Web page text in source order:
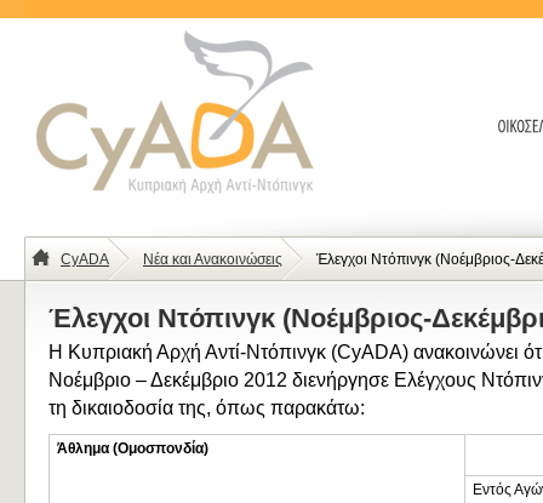
CyADA Νέα και Ανακοινώσεις Έλεγχοι Ντόπινγκ (Νοέμβριος-
Έλεγχοι Ντόπινγκ (Νοέμβριος-
Η Κυπριακή Αρχή Αντί-Ντόπινγκ (CyADA) ανακοινώνει
Νοέμβριο – Δεκέμβριο 2012 διενήργησε Ελέγχους
τη δικαιοδοσία της, όπως παρακάτω:
Άθλημα (Ομοσπονδία)
Εντός